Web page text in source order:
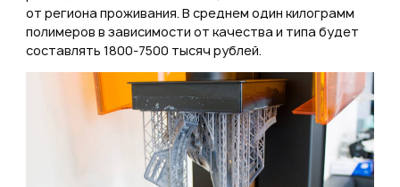
от региона проживания. В среднем один килограмм
полимеров в зависимости от качества и типа будет
составлять 1800-7500 тысяч рублей.